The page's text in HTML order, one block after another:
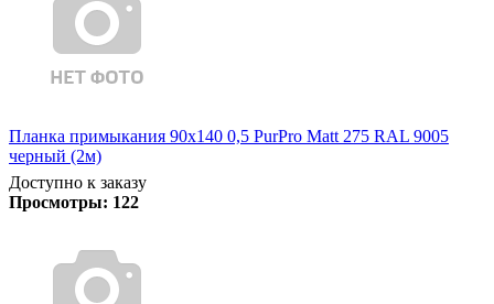
Планка примыкания 90х140 0,5 PurPro Matt 275 RAL 9005
черный (2м)
Доступно к заказу
Просмотры: 122